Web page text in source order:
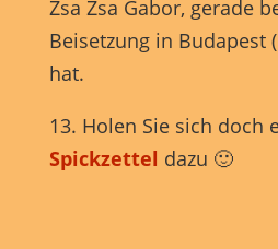
Zsa Zsa Gabor, gerade
Beisetzung in Budapest
hat.
13. Holen Sie sich doch
Spickzettel dazu 🙂